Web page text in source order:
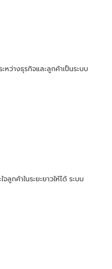
ว่างธุรกิจและลูกค้าเป็นระบบ
กค้าในระยะยาวให้ได้ ระบบ